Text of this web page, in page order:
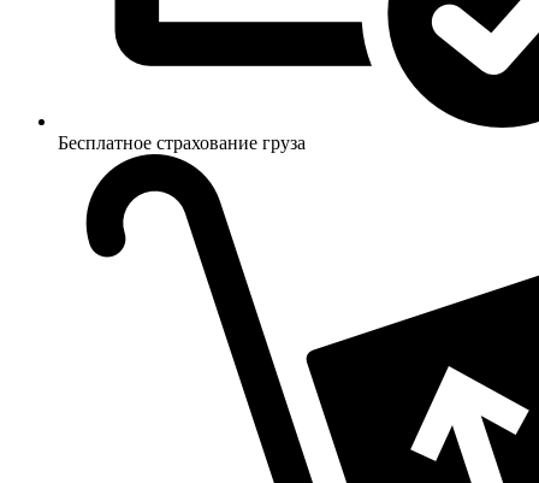
Бесплатное страхование груза